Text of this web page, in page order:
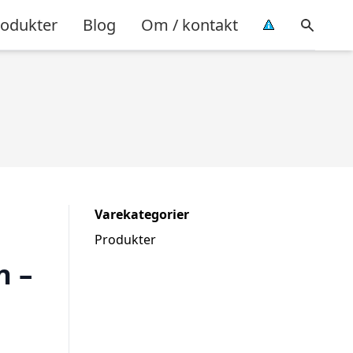
Blog Om / kontakt
–
Varekategorier
Produkter